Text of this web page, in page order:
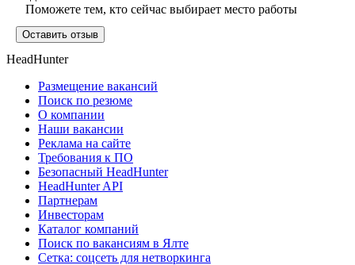
Поможете тем, кто сейчас выбирает место работы
Оставить отзыв
HeadHunter
Размещение вакансий
Поиск по резюме
О компании
Наши вакансии
Реклама на сайте
Требования к ПО
Безопасный HeadHunter
HeadHunter API
Партнерам
Инвесторам
Каталог компаний
Поиск по вакансиям в Ялте
Сетка: соцсеть для нетворкинга